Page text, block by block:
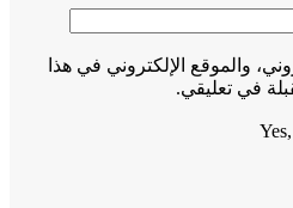
والموقع الإلكتروني في هذا
في تعليقي.